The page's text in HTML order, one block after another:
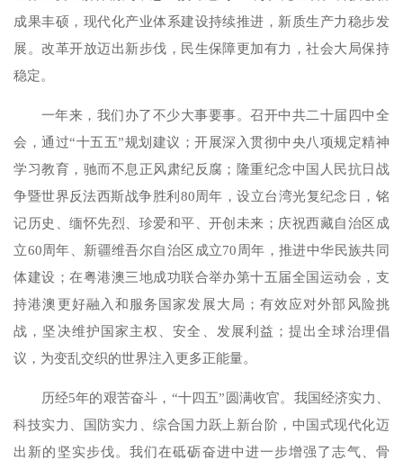
成果丰硕，现代化产业体系建设持续推进，新质生产力稳步发
展。改革开放迈出新步伐，民生保障更加有力，社会大局保持
稳定。
一年来，我们办了不少大事要事。召开中共二十届四中全
会，通过“十五五”规划建议；开展深入贯彻中央八项规定精神
学习教育，驰而不息正风肃纪反腐；隆重纪念中国人民抗日战
争暨世界反法西斯战争胜利80周年，设立台湾光复纪念日，铭
记历史、缅怀先烈、珍爱和平、开创未来；庆祝西藏自治区成
立60周年、新疆维吾尔自治区成立70周年，推进中华民族共同
体建设；在粤港澳三地成功联合举办第十五届全国运动会，支
持港澳更好融入和服务国家发展大局；有效应对外部风险挑
战，坚决维护国家主权、安全、发展利益；提出全球治理倡
议，为变乱交织的世界注入更多正能量。
历经5年的艰苦奋斗，“十四五”圆满收官。我国经济实力、
科技实力、国防实力、综合国力跃上新台阶，中国式现代化迈
出新的坚实步伐。我们在砥砺奋进中进一步增强了志气、骨